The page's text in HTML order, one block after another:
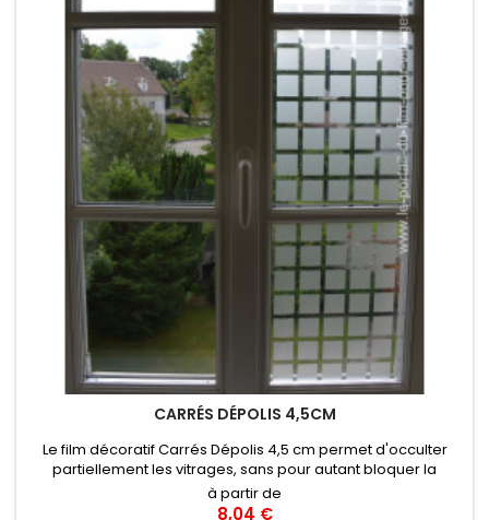
CARRÉS DÉPOLIS 4,5CM
Le film décoratif Carrés Dépolis 4,5 cm permet d'occulter
partiellement les vitrages, sans pour autant bloquer la
lumière. Appliqué sur un vitrage, ce film composé de carrés
translucides de 4,5 cm recrée un espace d'intimité tout
à partir de
8,04 €